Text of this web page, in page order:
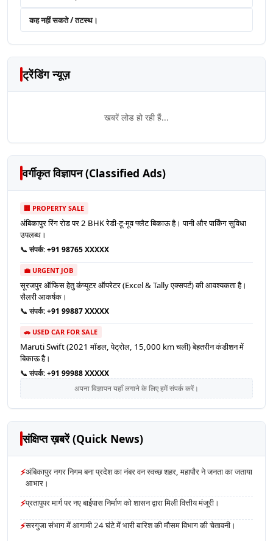
कह नहीं सकते / तटस्थ।
ट्रेंडिंग न्यूज़
खबरें लोड हो रही हैं...
वर्गीकृत विज्ञापन (Classified Ads)
🏢 PROPERTY SALE
अंबिकापुर रिंग रोड पर 2 BHK रेडी-टू-मूव फ्लैट बिकाऊ है। पानी और पार्किंग सुविधा
उपलब्ध।
📞 संपर्क:+91 98765 XXXXX
💼 URGENT JOB
सूरजपुर ऑफिस हेतु कंप्यूटर ऑपरेटर (Excel & Tally एक्सपर्ट) की आवश्यकता है।
सैलरी आकर्षक।
📞 संपर्क:+91 99887 XXXXX
🚗 USED CAR FOR SALE
Maruti Swift (2021 मॉडल, पेट्रोल, 15,000 km चली) बेहतरीन कंडीशन में
बिकाऊ है।
📞 संपर्क:+91 99988 XXXXX
अपना विज्ञापन यहाँ लगाने के लिए हमें संपर्क करें।
संक्षिप्त ख़बरें (Quick News)
⚡अंबिकापुर नगर निगम बना प्रदेश का नंबर वन स्वच्छ शहर, महापौर ने जनता का जताया
आभार।
⚡प्रतापुपर मार्ग पर नए बाईपास निर्माण को शासन द्वारा मिली वित्तीय मंजूरी।
⚡सरगुजा संभाग में आगामी 24 घंटे में भारी बारिश की मौसम विभाग की चेतावनी।